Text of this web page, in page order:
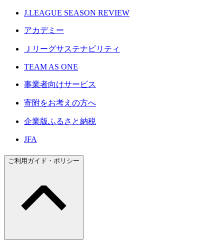
J.LEAGUE SEASON REVIEW
アカデミー
Ｊリーグサステナビリティ
TEAM AS ONE
事業者向けサービス
寄附をお考えの方へ
企業版ふるさと納税
JFA
ご利用ガイド・ポリシー